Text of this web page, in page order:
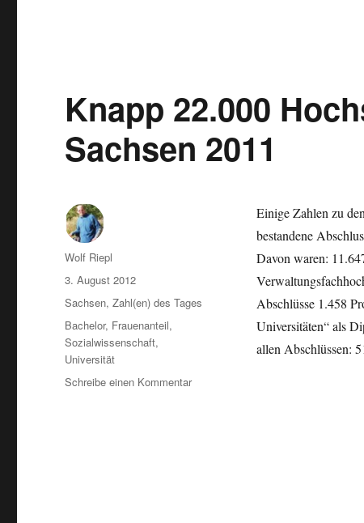
in
den
Top
10
Knapp 22.000
Sachsen 2011
Einige Zahlen zu
bestandene
Davon waren:
Abschlüsse 1.458
Universitäten“ als
allen Abschlüssen:
Autor
Wolf Riepl
Veröffentlicht
am
3. August 2012
Kategorien
Sachsen,Zahl(en) des Tages
Schlagwörter
Bachelor, Frauenanteil,
Sozialwissenschaft,
Universität
Schreibe einen Kommentarzu